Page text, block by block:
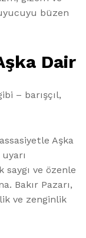
büzen
Dair
– barışçıl,
Aşka
ve özenle
Bakır Pazarı,
ve zenginlik